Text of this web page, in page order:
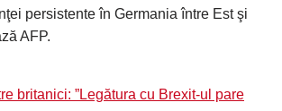
persistente în Germania între Est şi
AFP.
britanici: ”Legătura cu Brexit-ul pare